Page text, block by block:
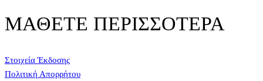
ΜΑΘΕΤΕ ΠΕΡΙΣΣΟΤΕΡΑ
Στοιχεία Έκδοσης
Πολιτική Απορρήτου